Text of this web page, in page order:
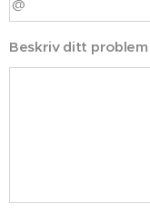
Beskriv ditt problem